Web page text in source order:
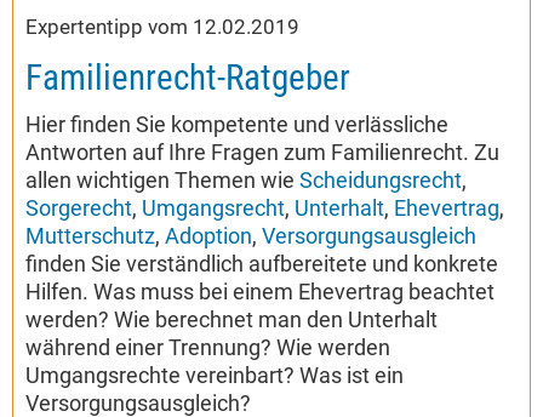
Expertentipp vom 12.02.2019
Familienrecht-Ratgeber
Hier finden Sie kompetente und verlässliche
Antworten auf Ihre Fragen zum Familienrecht. Zu
allen wichtigen Themen wie Scheidungsrecht,
Sorgerecht, Umgangsrecht, Unterhalt, Ehevertrag,
Mutterschutz, Adoption, Versorgungsausgleich
finden Sie verständlich aufbereitete und konkrete
Hilfen. Was muss bei einem Ehevertrag beachtet
werden? Wie berechnet man den Unterhalt
während einer Trennung? Wie werden
Umgangsrechte vereinbart? Was ist ein
Versorgungsausgleich?